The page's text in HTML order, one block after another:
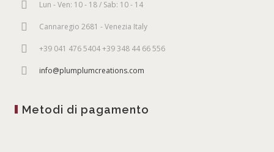
Lun - Ven: 10 - 18 / Sab: 10 - 14
Cannaregio 2681 - Venezia Italy
+39 041 476 5404 +39 348 44 66 556
info@plumplumcreations.com
Metodi di pagamento